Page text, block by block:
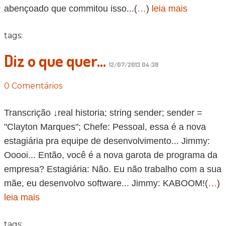
abençoado que commitou isso...(…) leia mais
tags:
Diz o que quer... 12/07/2013 04:38
0 Comentários
Transcrição ↓real historia; string sender; sender =
"Clayton Marques"; Chefe: Pessoal, essa é a nova
estagiária pra equipe de desenvolvimento... Jimmy:
Ooooi... Então, você é a nova garota de programa da
empresa? Estagiária: Não. Eu não trabalho com a sua
mãe, eu desenvolvo software... Jimmy: KABOOM!(…)
leia mais